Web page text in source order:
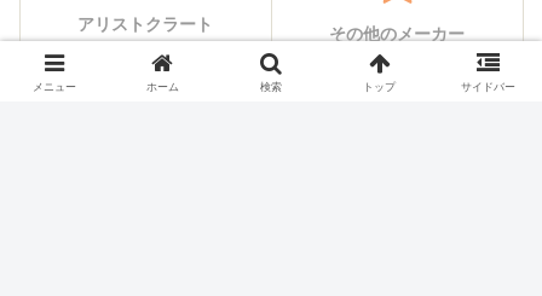
アリストクラート その他のメーカー
メニュー ホーム 検索 トップ サイドバー